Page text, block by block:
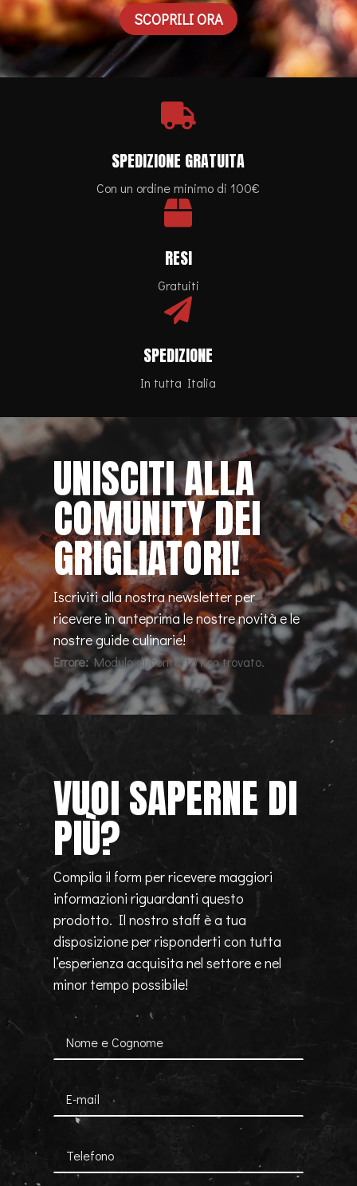
SCOPRILI ORA

SPEDIZIONE GRATUITA
Con un ordine minimo di 100€

RESI
Gratuiti

SPEDIZIONE
In tutta Italia
UNISCITI ALLA
COMUNITY DEI
GRIGLIATORI!
Iscriviti alla nostra newsletter per
ricevere in anteprima le nostre novità e le
nostre guide culinarie!
Errore:Modulo di contatto non trovato.
VUOI SAPERNE DI
PIÙ?
Compila il form per ricevere maggiori
informazioni riguardanti questo
prodotto. Il nostro staff è a tua
disposizione per risponderti con tutta
l’esperienza acquisita nel settore e nel
minor tempo possibile!